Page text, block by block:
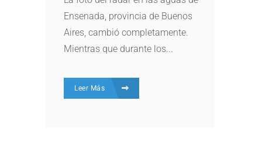
Ensenada, provincia de Buenos
Aires, cambió completamente.
Mientras que durante los...
Leer Más